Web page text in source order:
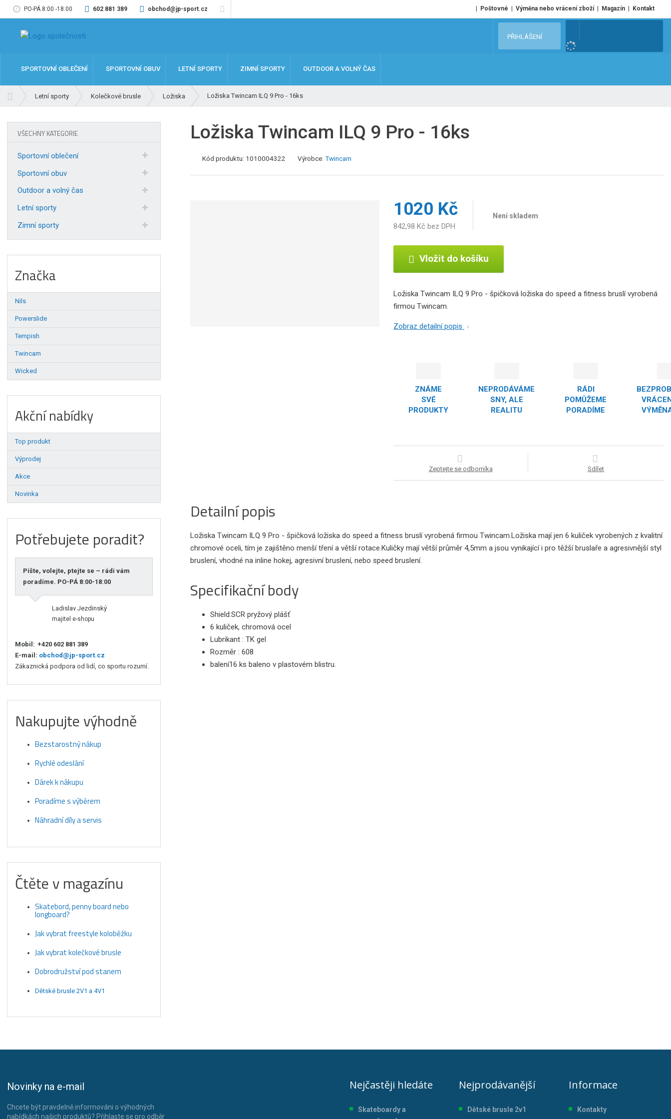
PO-PÁ 8:00 -18:00 602 881 389 obchod@jp-sport.cz Poštovné Výměna nebo vrácení zboží Magazín Kontakt
e
PŘIHLÁŠENÍ
SPORTOVNÍ OBLEČENÍ SPORTOVNÍ OBUV LETNÍ SPORTY ZIMNÍ SPORTY OUTDOOR A VOLNÝ ČAS
Letní sporty Kolečkové brusle Ložiska Ložiska Twincam ILQ 9 Pro - 16ks
Ložiska Twincam ILQ 9 Pro - 16ks
Kód produktu: 1010004322 Výrobce: Twincam
1020 Kč
842,98 Kč bez DPH
Není skladem
Vložit do košíku
Ložiska Twincam ILQ 9 Pro - špičková ložiska do speed a fitness bruslí vyrobená
firmou Twincam.
Zobraz detailní popis
ZNÁME
SVÉ
PRODUKTY
NEPRODÁVÁME
SNY, ALE
REALITU
RÁDI
POMŮŽEME
PORADÍME
Zeptejte se odborníka Sdílet
Detailní popis
Ložiska Twincam ILQ 9 Pro - špičková ložiska do speed a fitness bruslí vyrobená firmou Twincam.Ložiska mají jen 6 kuliček vyrobených z kvalitní
chromové oceli, tím je zajištěno menší tření a větší rotace.Kuličky mají větší průměr 4,5mm a jsou vynikající i pro těžší bruslaře a agresivnější styl
bruslení, vhodné na inline hokej, agresivní bruslení, nebo speed bruslení.
Specifikační body
Shield:SCR pryžový plášť
6 kuliček, chromová ocel
Lubrikant : TK gel
Rozměr : 608
balení16 ks baleno v plastovém blistru.
VŠECHNY KATEGORIE
Sportovní oblečení
Sportovní obuv
Outdoor a volný čas
Letní sporty
Zimní sporty
Značka
Nils
Powerslide
Tempish
Twincam
Wicked
Akční nabídky
Top produkt
Výprodej
Akce
Novinka
Potřebujete poradit?
Pište, volejte, ptejte se – rádi vám
poradíme. PO-PÁ 8:00-18:00
Ladislav Jezdinský
majitel e-shopu
Mobil: +420 602 881 389
E-mail: obchod@jp-sport.cz
Zákaznická podpora od lidí, co sportu rozumí.
Nakupujte výhodně
Bezstarostný nákup
Rychlé odeslání
Dárek k nákupu
Poradíme s výběrem
Náhradní díly a servis
Čtěte v magazínu
Skatebord, penny board nebo
longboard?
Jak vybrat freestyle koloběžku
Jak vybrat kolečkové brusle
Dobrodružství pod stanem
Dětské brusle 2V1 a 4V1
Novinky na e-mail
Chcete být pravdelně informováni o výhodných
nabídkách našich produktů? Přihlaste se pro odběr
Nejčastěji hledáte
Skateboardy a
Nejprodávanější
Dětské brusle 2v1
Informace
Kontakty